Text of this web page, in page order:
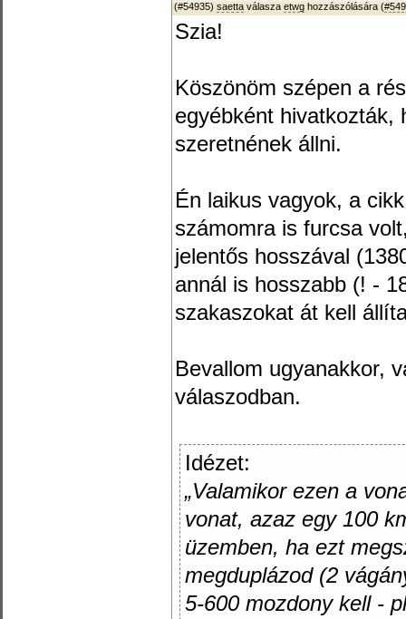
(#54935) saetta válasza etwg hozzászólására (
Szia!
Köszönöm szépen a
egyébként hivatkozták,
szeretnének állni.
Én laikus vagyok, a
számomra is furcsa
jelentős hosszával
annál is hosszabb (! -
szakaszokat át kell
Bevallom ugyanakkor,
válaszodban.
Idézet:
„Valamikor ezen a
vonat, azaz egy 100
üzemben, ha ezt
megduplázod (2
5-600 mozdony kell -